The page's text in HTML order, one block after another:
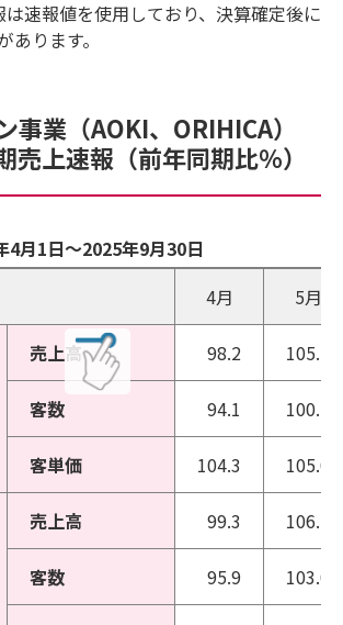
は速報値を使用しており、決算確定後に
ります。
事業（AOKI、ORIHICA）
売上速報（前年同期比％）
4月1日～2025年9月30日
4月
5月
売上高 98.2 105.1
客数 94.1 100.1
客単価 104.3 105.0
売上高 99.3 106.7
客数 95.9 103.0